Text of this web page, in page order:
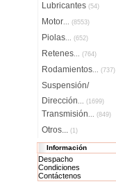
Lubricantes (54)
Motor... (8553)
Piolas... (652)
Retenes... (764)
Rodamientos... (737)
Suspensión/
Dirección... (1699)
Transmisión... (849)
Otros... (1)
Información
Despacho
Condiciones
Contáctenos